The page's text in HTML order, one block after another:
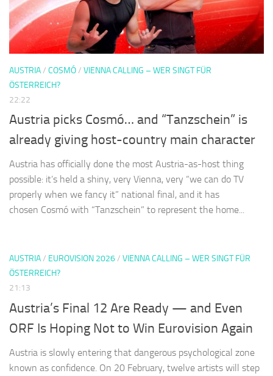
AUSTRIA/ COSMÓ/ VIENNA CALLING – WER SINGT FÜR
ÖSTERREICH?
22:22
Austria picks Cosmó… and “Tanzschein” is
already giving host-country main character
Austria has officially done the most Austria-as-host thing
possible: it’s held a shiny, very Vienna, very “we can do TV
properly when we fancy it” national final, and it has
chosen Cosmó with “Tanzschein” to represent the home...
AUSTRIA/ EUROVISION 2026/ VIENNA CALLING – WER SINGT FÜR
ÖSTERREICH?
21:13
Austria’s Final 12 Are Ready — and Even
ORF Is Hoping Not to Win Eurovision Again
Austria is slowly entering that dangerous psychological zone
known as confidence. On 20 February, twelve artists will step